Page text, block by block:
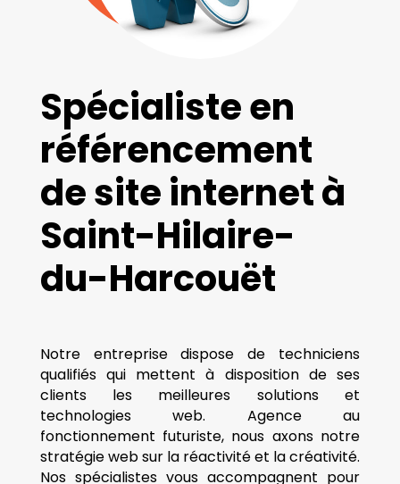
Spécialiste en
référencement
de site internet à
Saint-Hilaire-
du-Harcouët
Notre entreprise dispose de techniciens
qualifiés qui mettent à disposition de ses
clients les meilleures solutions et
technologies web. Agence au
fonctionnement futuriste, nous axons notre
stratégie web sur la réactivité et la créativité.
Nos spécialistes vous accompagnent pour